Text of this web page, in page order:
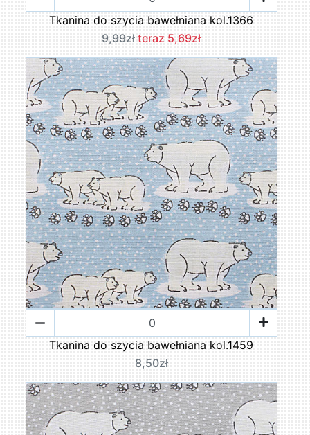
Tkanina do szycia bawełniana kol.1366
9,99zł teraz 5,69zł
Tkanina do szycia bawełniana kol.1459
8,50zł